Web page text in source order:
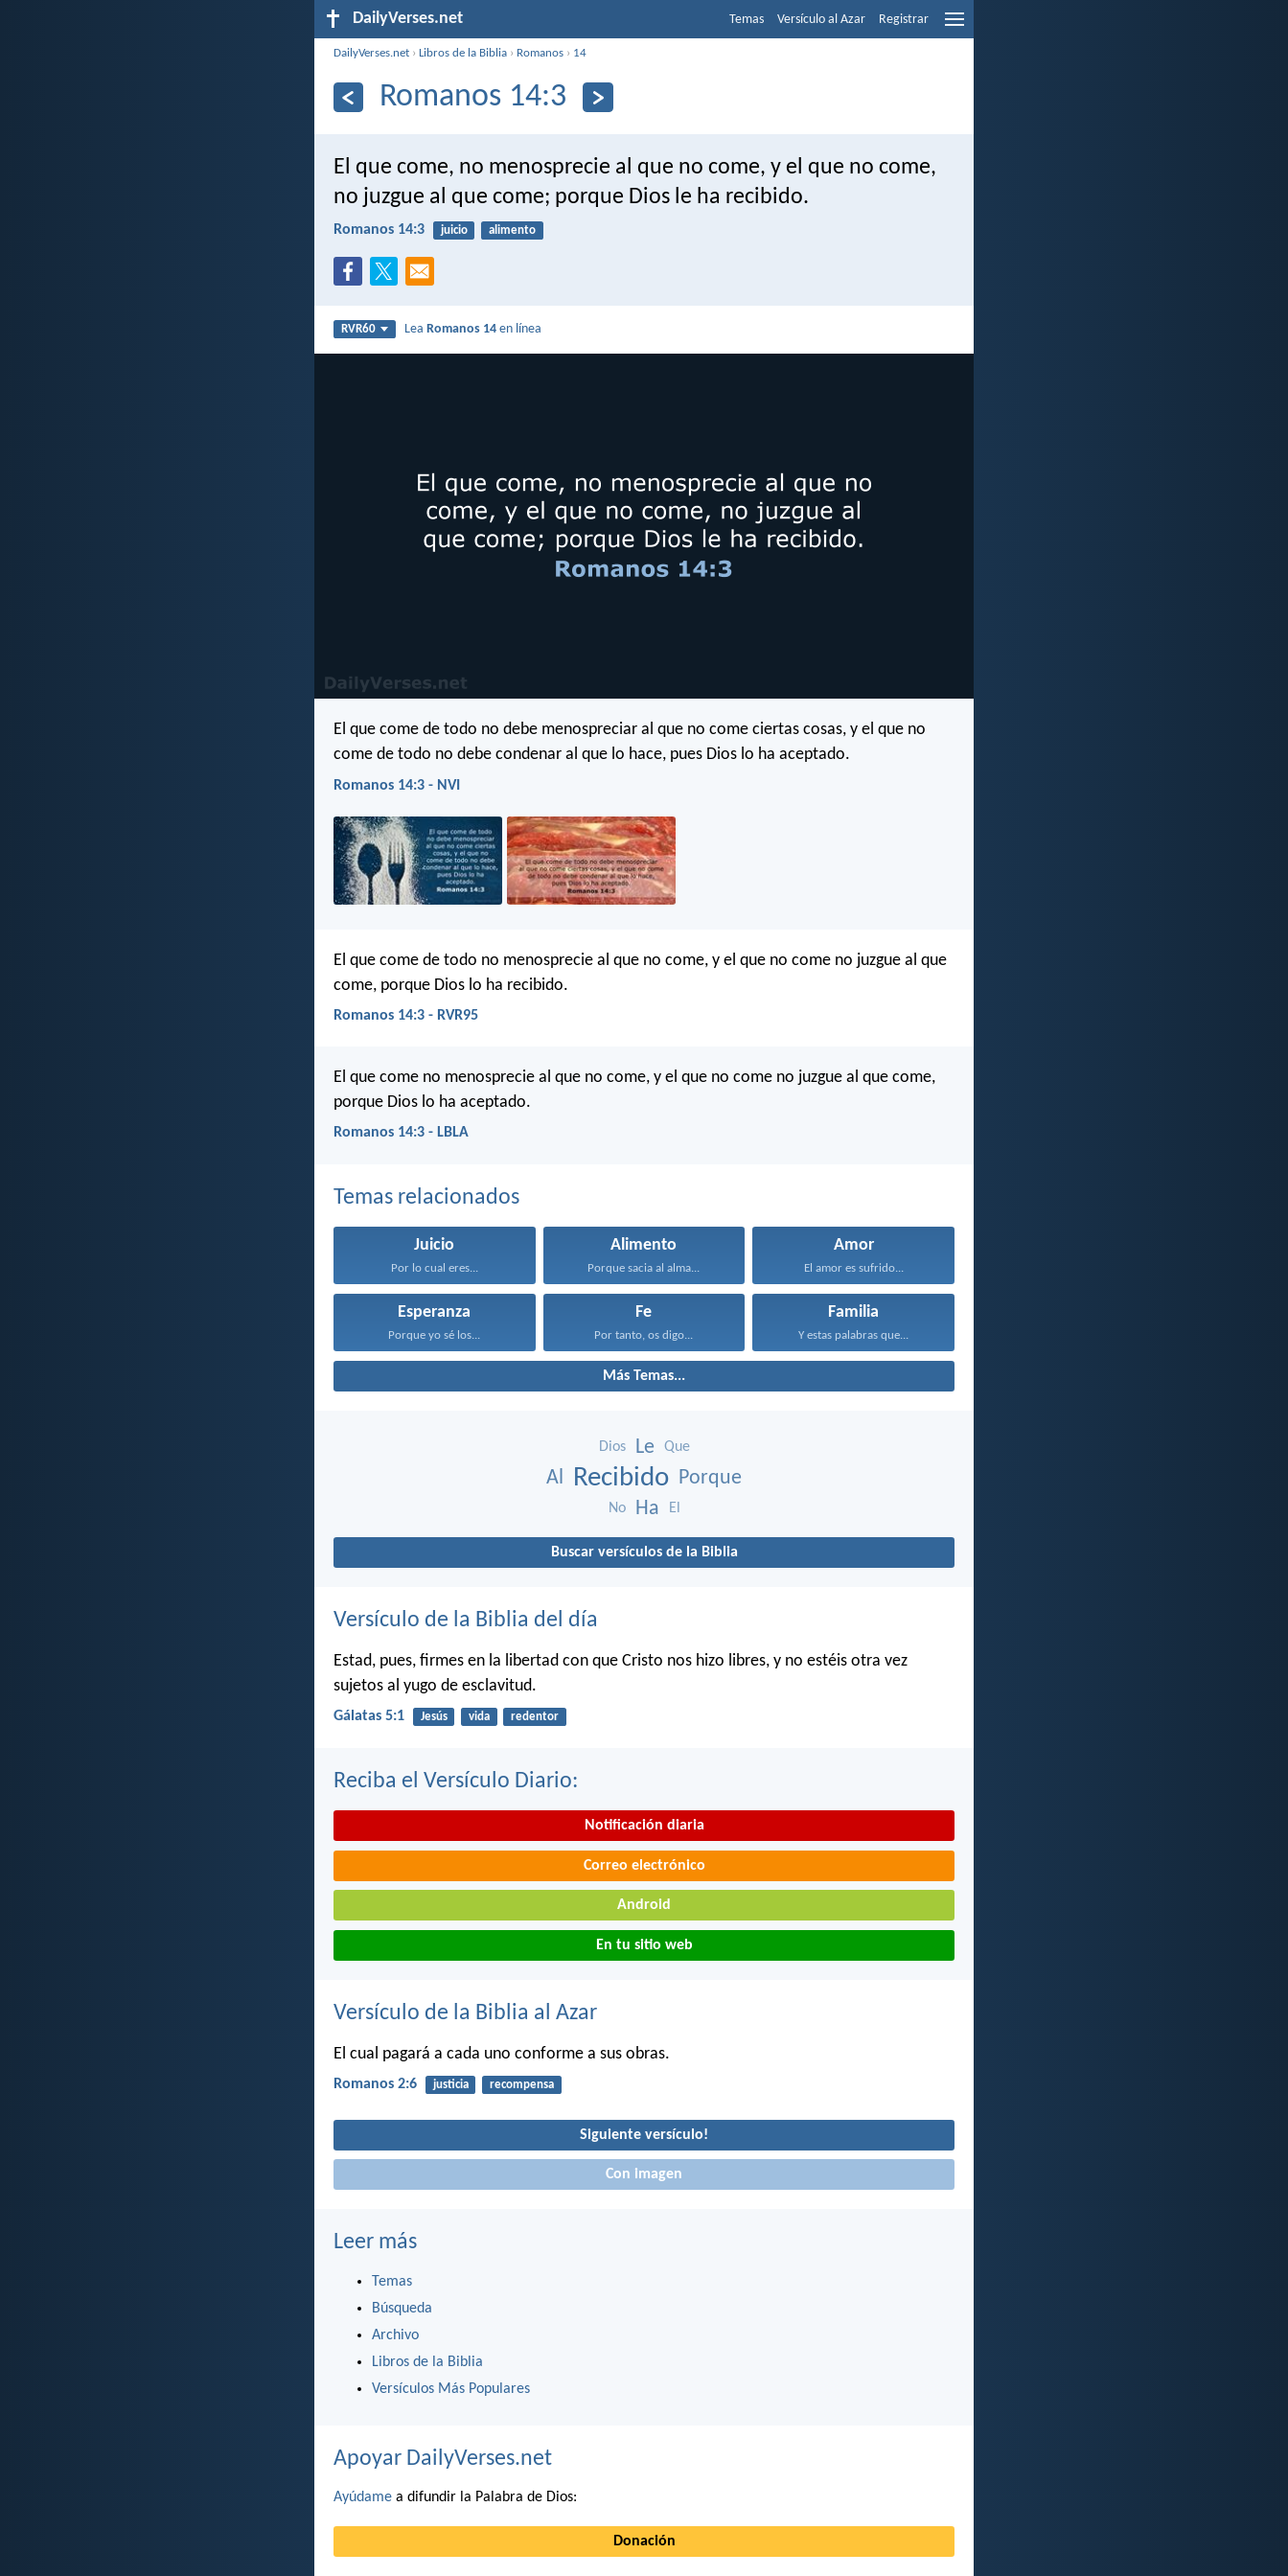
DailyVerses.net Temas Versículo al Azar Registrar
DailyVerses.net ›Libros de la Biblia › Romanos › 14
Romanos 14:3
El que come, no menosprecie al que no come, y el que no come,
no juzgue al que come; porque Dios le ha recibido.
Romanos 14:3 juicio alimento
RVR60 LeaRomanos 14 en línea
El que come de todo no debe menospreciar al que no come ciertas cosas, y el que no
come de todo no debe condenar al que lo hace, pues Dios lo ha aceptado.
Romanos 14:3 - NVI
El que come de todo no menosprecie al que no come, y el que no come no juzgue al que
come, porque Dios lo ha recibido.
Romanos 14:3 - RVR95
El que come no menosprecie al que no come, y el que no come no juzgue al que come,
porque Dios lo ha aceptado.
Romanos 14:3 - LBLA
Temas relacionados
Juicio
Por lo cual eres...
Alimento
Porque sacia al alma...
Amor
El amor es sufrido...
Esperanza
Porque yo sé los...
Fe
Por tanto, os digo...
Familia
Y estas palabras que...
Más Temas...
Dios Le Que
Al Recibido Porque
No Ha El
Buscar versículos de la Biblia
Versículo de la Biblia del día
Estad, pues, firmes en la libertad con que Cristo nos hizo libres, y no estéis otra vez
sujetos al yugo de esclavitud.
Gálatas 5:1 Jesús vida redentor
Reciba el Versículo Diario:
Notificación diaria
Correo electrónico
Android
En tu sitio web
Versículo de la Biblia al Azar
El cual pagará a cada uno conforme a sus obras.
Romanos 2:6 justicia recompensa
Siguiente versículo!
Con imagen
Leer más
Temas
Búsqueda
Archivo
Libros de la Biblia
Versículos Más Populares
Apoyar DailyVerses.net
Ayúdame a difundir la Palabra de Dios:
Donación